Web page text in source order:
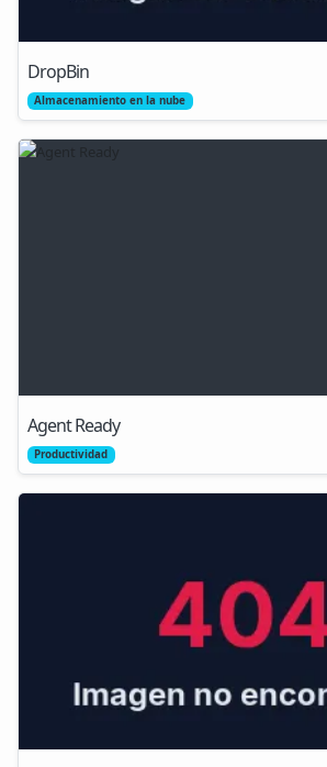
DropBin
Almacenamiento en la nube
Agent Ready
Productividad